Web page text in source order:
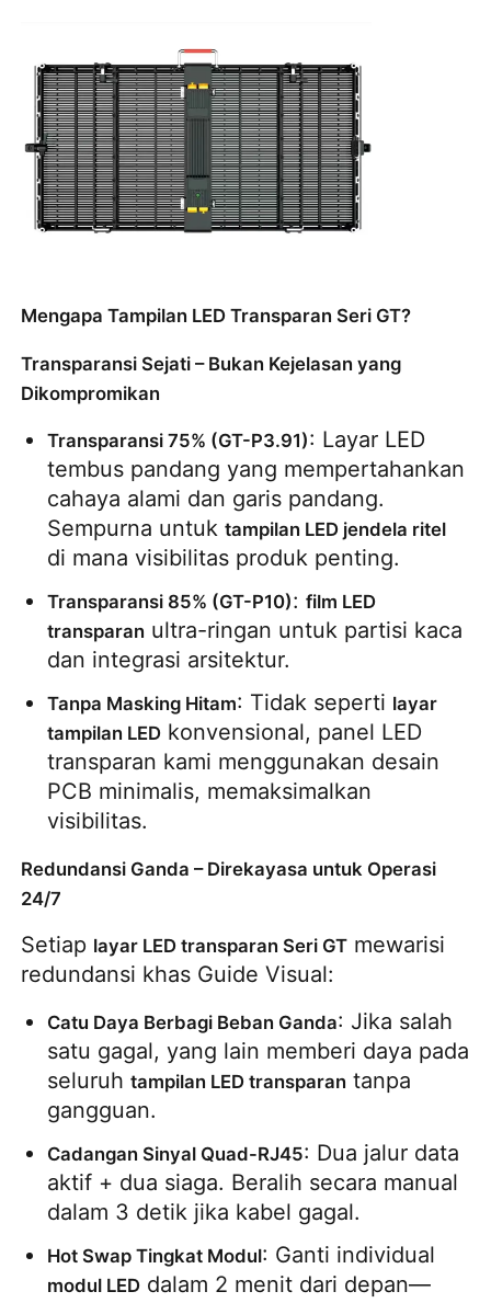
Kontrol kualitas
Hubungi Kami
Kasus
Minta Penawaran Harga
Tampilan Dinding Video LED
Layar layar LED
Sewa layar LED panggung
Dinding video LED COB
Tampilan LED transparan
SMD LED Screen
Papan Tampilan LED Luar
Mengapa Tampilan LED Transparan Seri GT?
Transparansi Sejati – Bukan Kejelasan yang
Dikompromikan
Transparansi 75% (GT-P3.91): Layar LED
tembus pandang yang mempertahankan
cahaya alami dan garis pandang.
Sempurna untuk tampilan LED jendela ritel
di mana visibilitas produk penting.
Transparansi 85% (GT-P10): film LED
transparan ultra-ringan untuk partisi kaca
dan integrasi arsitektur.
Tanpa Masking Hitam: Tidak seperti layar
tampilan LED konvensional, panel LED
transparan kami menggunakan desain
PCB minimalis, memaksimalkan
visibilitas.
Redundansi Ganda – Direkayasa untuk Operasi
24/7
Setiap layar LED transparan Seri GT mewarisi
redundansi khas Guide Visual:
Catu Daya Berbagi Beban Ganda: Jika salah
satu gagal, yang lain memberi daya pada
seluruh tampilan LED transparan tanpa
gangguan.
Cadangan Sinyal Quad-RJ45: Dua jalur data
aktif + dua siaga. Beralih secara manual
dalam 3 detik jika kabel gagal.
Hot Swap Tingkat Modul
modul LED dalam 2 menit dari depan—